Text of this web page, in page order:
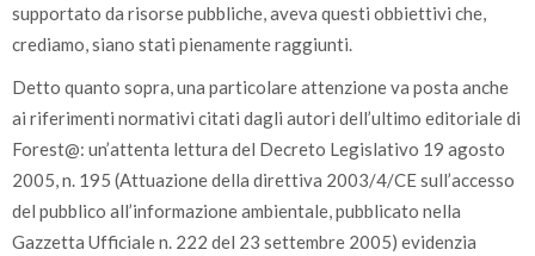
supportato da risorse pubbliche, aveva questi obbiettivi che,
crediamo, siano stati pienamente raggiunti.
Detto quanto sopra, una particolare attenzione va posta anche
ai riferimenti normativi citati dagli autori dell’ultimo editoriale di
Forest@: un’attenta lettura del Decreto Legislativo 19 agosto
2005, n. 195 (Attuazione della direttiva 2003/4/CE sull’accesso
del pubblico all’informazione ambientale, pubblicato nella
Gazzetta Ufficiale n. 222 del 23 settembre 2005) evidenzia